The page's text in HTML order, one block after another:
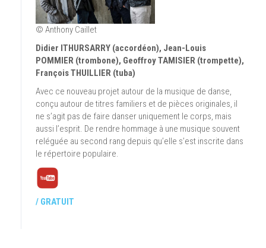
© Anthony Caillet
Didier ITHURSARRY (accordéon), Jean-Louis
POMMIER (trombone), Geoffroy TAMISIER (trompette),
François THUILLIER (tuba)
Avec ce nouveau projet autour de la musique de danse,
conçu autour de titres familiers et de pièces originales, il
ne s’agit pas de faire danser uniquement le corps, mais
aussi l’esprit. De rendre hommage à une musique souvent
reléguée au second rang depuis qu’elle s’est inscrite dans
le répertoire populaire.
/ GRATUIT